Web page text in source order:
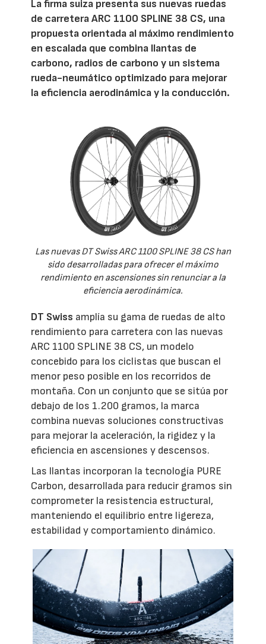
La firma suiza presenta sus nuevas ruedas
de carretera ARC 1100 SPLINE 38 CS, una
propuesta orientada al máximo rendimiento
en escalada que combina llantas de
carbono, radios de carbono y un sistema
rueda-neumático optimizado para mejorar
la eficiencia aerodinámica y la conducción.
Las nuevas DT Swiss ARC 1100 SPLINE 38 CS han
sido desarrolladas para ofrecer el máximo
rendimiento en ascensiones sin renunciar a la
eficiencia aerodinámica.
DT Swiss amplía su gama de ruedas de alto
rendimiento para carretera con las nuevas
ARC 1100 SPLINE 38 CS, un modelo
concebido para los ciclistas que buscan el
menor peso posible en los recorridos de
montaña. Con un conjunto que se sitúa por
debajo de los 1.200 gramos, la marca
combina nuevas soluciones constructivas
para mejorar la aceleración, la rigidez y la
eficiencia en ascensiones y descensos.
Las llantas incorporan la tecnología PURE
Carbon, desarrollada para reducir gramos sin
comprometer la resistencia estructural,
manteniendo el equilibrio entre ligereza,
estabilidad y comportamiento dinámico.